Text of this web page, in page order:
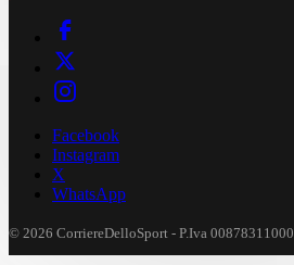
Facebook
Instagram
X
WhatsApp
© 2026 CorriereDelloSport - P.Iva 00878311000